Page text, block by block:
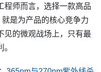
程师而言，选择一款高品
是为产品的核心竞争力
见的微观战场上，只有最